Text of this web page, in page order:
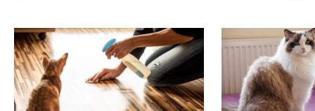
"L'insostenibile tenerezza del gatto".